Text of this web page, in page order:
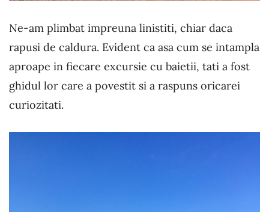
Ne-am plimbat impreuna linistiti, chiar daca
rapusi de caldura. Evident ca asa cum se intampla
aproape in fiecare excursie cu baietii, tati a fost
ghidul lor care a povestit si a raspuns oricarei
curiozitati.